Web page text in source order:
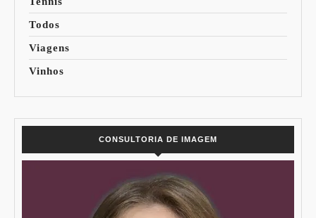
Todos
Viagens
Vinhos
CONSULTORIA DE IMAGEM